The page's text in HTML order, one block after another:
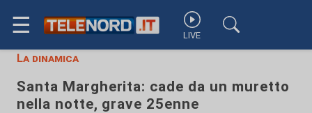
☰ LIVE
La dinamica
Santa Margherita: cade da un muretto
nella notte, grave 25enne